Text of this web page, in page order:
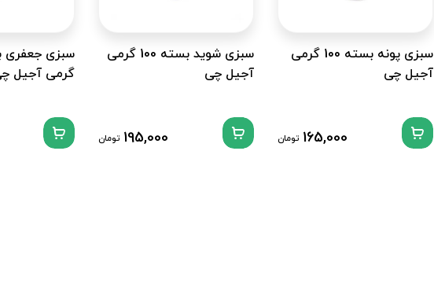
سبزی پونه بسته 100 گرمی
آجیل چی
165,000 تومان
سبزی شوید بسته 100 گرمی
آجیل چی
195,000 تومان
گرمی آجیل